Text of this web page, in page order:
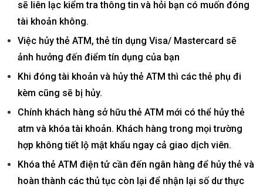
sẽ liên lạc kiểm tra thông tin và hỏi bạn có muốn đóng
tài khoản không.
Việc hủy thẻ ATM, thẻ tín dụng Visa/ Mastercard sẽ
ảnh hưởng đến điểm tín dụng của bạn
Khi đóng tài khoản và hủy thẻ ATM thì các thẻ phụ đi
kèm cũng sẽ bị hủy.
Chính khách hàng sở hữu thẻ ATM mới có thể hủy thẻ
atm và khóa tài khoản. Khách hàng trong mọi trường
hợp không tiết lộ mật khẩu ngay cả giao dịch viên.
Khóa thẻ ATM điện tử cần đến ngân hàng để hủy thẻ và
hoàn thành các thủ tục còn lại để nhận lại số dư thực